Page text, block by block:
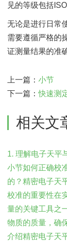
见的等级包括
无论是进行日常
需要遵循严格的
证测量结果的准
上一篇： 小节
下一篇：快速测
相关文
1. 理解电子天平
小节如何正确校
的？精密电子天
校准的重要性在
量的关键工具之
物质的质量，确
介绍精密电子天